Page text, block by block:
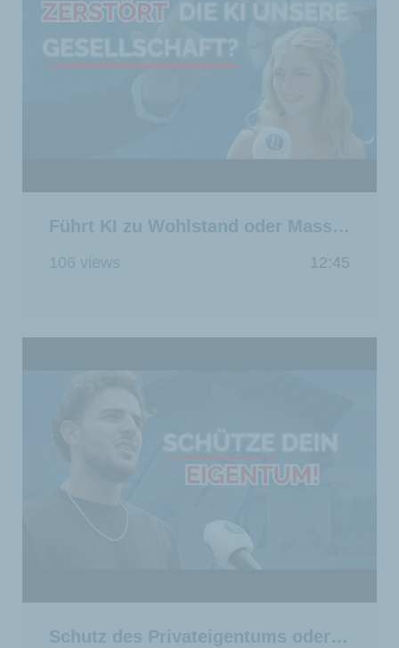
Führt KI zu Wohlstand oder Massenarbeitslosigkeit?
106 views 12:45
Schutz des Privateigentums oder Barbarei: Wir haben die Wahl